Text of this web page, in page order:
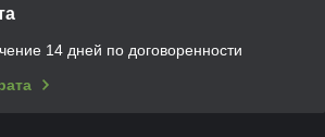
14 дней по договоренности